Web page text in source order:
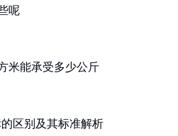
呢
米能承受多少公斤
区别及其标准解析